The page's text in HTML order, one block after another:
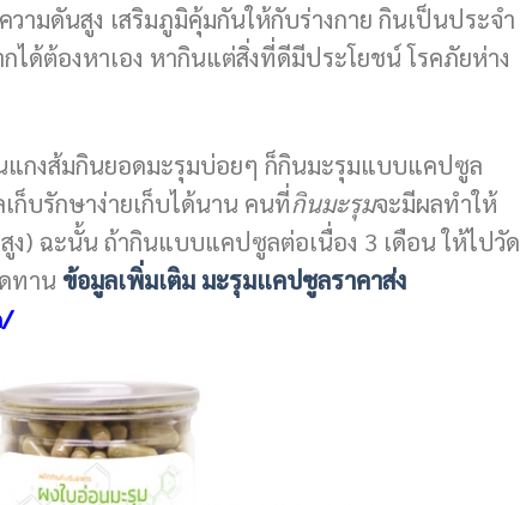
วามดันสูง เสริมภูมิคุ้มกันให้กับร่างกาย กินเป็นประจำ
ด้ต้องหาเอง หากินแต่สิ่งที่ดีมีประโยชน์ โรคภัยห่าง
แกงส้มกินยอดมะรุมบ่อยๆ ก็กินมะรุมแบบแคปซูล
บรักษาง่ายเก็บได้นาน คนที่กินมะรุมจะมีผลทำให้
ง) ฉะนั้น ถ้ากินแบบแคปซูลต่อเนื่อง 3 เดือน ให้ไปวัด
ดทานข้อมูลเพิ่มเติม มะรุมแคปซูลราคาส่ง